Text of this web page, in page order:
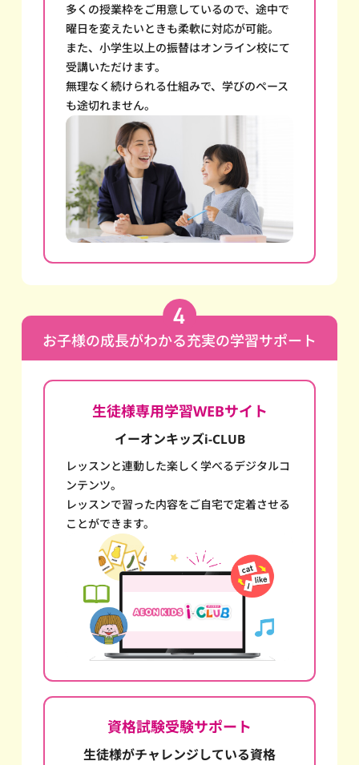
多くの授業枠をご用意しているので、途中で
曜日を変えたいときも柔軟に対応が可能。
また、小学生以上の振替はオンライン校にて
受講いただけます。
無理なく続けられる仕組みで、学びのペース
も途切れません。
お子様の成長がわかる充実の学習サポート
生徒様専用学習WEBサイト
イーオンキッズi-CLUB
レッスンと連動した楽しく学べるデジタルコ
ンテンツ。
レッスンで習った内容をご自宅で定着させる
ことができます。
資格試験受験サポート
生徒様がチャレンジしている資格